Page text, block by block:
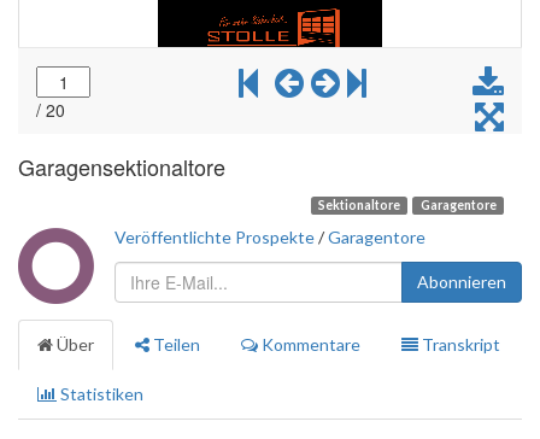
Garagensektionaltore
Garagentore
Sektionaltore
Veröffentlichte Prospekte/Garagentore
Abonnieren
Über Teilen Kommentare Transkript
Statistiken